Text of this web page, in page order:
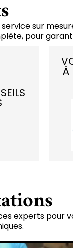
sur
pour
À
experts pour